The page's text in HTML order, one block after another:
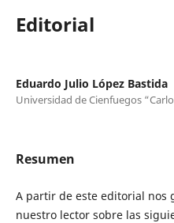
Editorial
Eduardo Julio López Bastida
Universidad de Cienfuegos
Resumen
A partir de este editorial nos
nuestro lector sobre las